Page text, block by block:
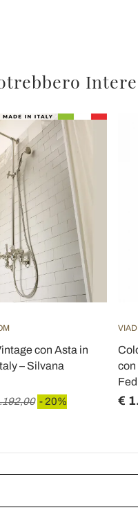
con Asta in
– Silvana
- 20%
con
€